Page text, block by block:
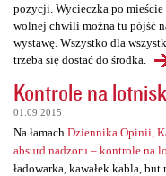
pozycji. Wycieczka po
wolnej chwili można tu pójść
wystawę. Wszystko dla
trzeba się dostać do środka.
Kontrole na
01.09.2015
Na łamach Dziennika Opinii,
absurd nadzoru – kontrole na
ładowarka, kawałek kabla,